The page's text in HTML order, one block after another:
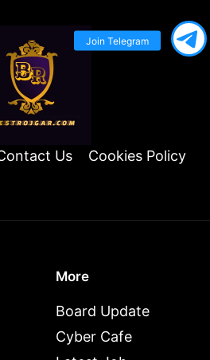
Us Cookies Policy
More
Board Update
Cyber Cafe
Join Telegram